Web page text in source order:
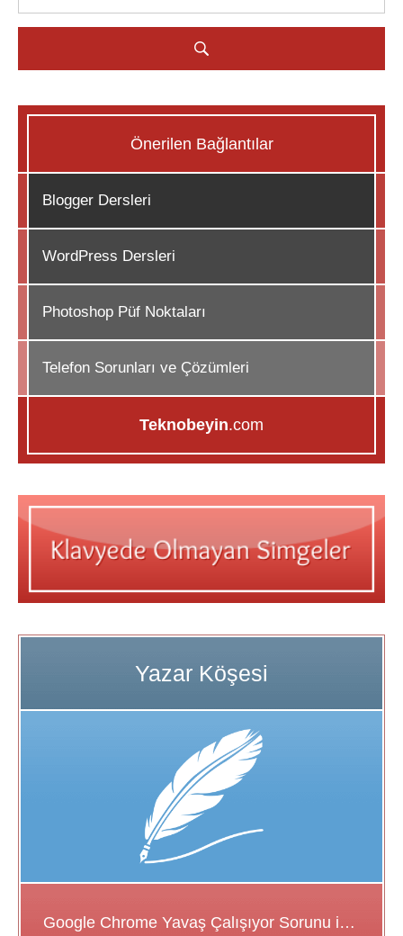
Önerilen Bağlantılar
Blogger Dersleri
WordPress Dersleri
Photoshop Püf Noktaları
Telefon Sorunları ve Çözümleri
Teknobeyin.com
Google Chrome Yavaş Çalışıyor Sorunu için Çözüm Önerileri